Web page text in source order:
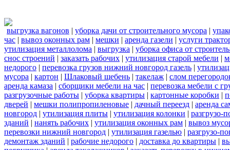
выгрузка вагонов | уборка дачи от строительного мусора |
час | вывоз оконных рам | мешки | аренда газели | услуги
утилизация металлолома | выгрузка | уборка офиса от
снос строений | заказать рабочих | утилизация старой мебели |
недорого | перевозка грузов нижний новгород газель |
мусора | картон | Шлаковый щебень | такелаж | слом
аренда камаза | сборщики мебели на час | перевозка мебели с
разгрузочные работы | уборка квартиры | картонные коробки |
дверей | мешки полипропиленовые | дачный переезд | аренда
новгород | утилизация плиты | утилизация колонки | разгрузо-
зданий | нанять рабочих | утилизация оконных рам | вывоз
перевозки нижний новгород | утилизация газелью | разгрузо-
демонтаж зданий | рабочие недорого | доставка до квартиры |